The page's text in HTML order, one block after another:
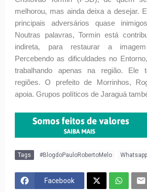
melhorou, mas ainda deixa a desejar.
principais adversários quase
Noutras palavras, Tormin está
indireta, para restaurar a
Percebendo as dificuldades no
trabalhando apenas na região. Ele
regiões. O prefeito de Morrinhos,
apoia. Grupos políticos de Jaraguá
Tags #BlogdoPauloRobertoMelo
Facebook